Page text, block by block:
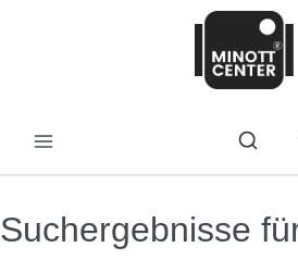
Suchergebnisse